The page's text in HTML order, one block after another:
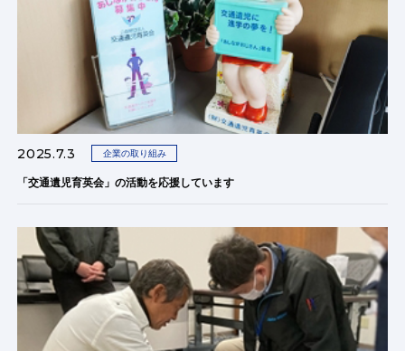
2025.7.3 企業の取り組み
「交通遺児育英会」の活動を応援しています